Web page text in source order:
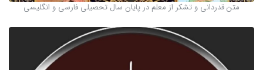
متن قدردانی و تشکر از معلم در پایان سال تحصیلی فارسی و انگلیسی